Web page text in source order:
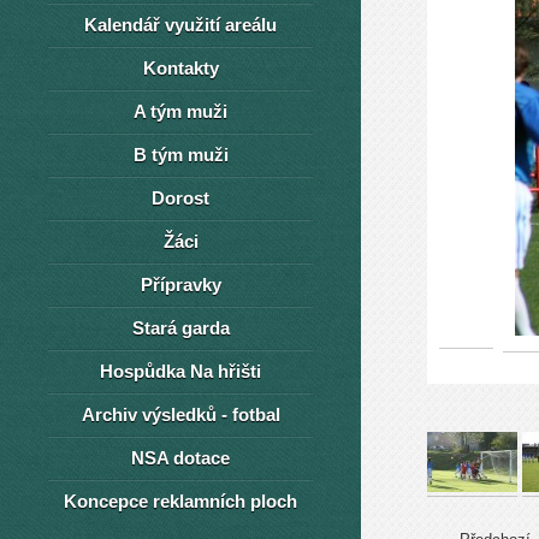
Kalendář využití areálu
Kontakty
A tým muži
B tým muži
Dorost
Žáci
Přípravky
Stará garda
Hospůdka Na hřišti
Archiv výsledků - fotbal
NSA dotace
Koncepce reklamních ploch